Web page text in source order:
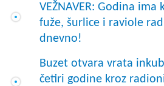
VEŽNAVER: Godina ima
fuže, šurlice i raviole
dnevno!
Buzet otvara vrata
četiri godine kroz